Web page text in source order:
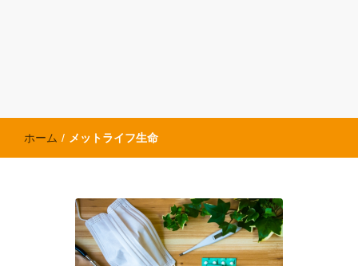
ホーム / メットライフ生命